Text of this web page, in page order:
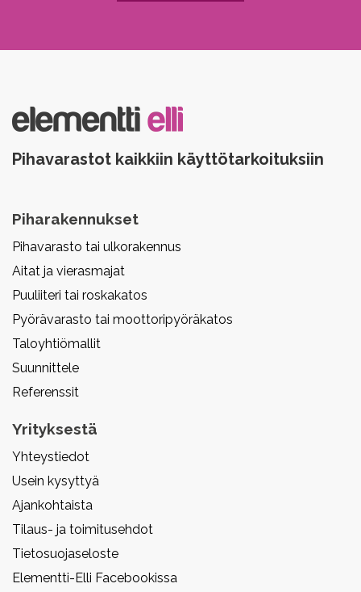
Pihavarastot kaikkiin käyttötarkoituksiin
Piharakennukset
Pihavarasto tai ulkorakennus
Aitat ja vierasmajat
Puuliiteri tai roskakatos
Pyörävarasto tai moottoripyöräkatos
Taloyhtiömallit
Suunnittele
Referenssit
Yrityksestä
Yhteystiedot
Usein kysyttyä
Ajankohtaista
Tilaus- ja toimitusehdot
Tietosuojaseloste
Elementti-Elli Facebookissa